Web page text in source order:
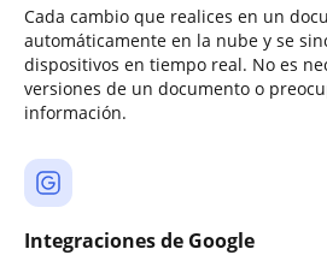
Cada cambio que realices en un
automáticamente en la nube y se
dispositivos en tiempo real. No es
versiones de un documento o
información.
Integraciones de Google